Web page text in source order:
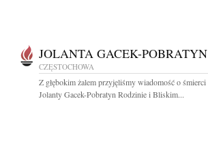
JOLANTA GACEK-POBRATYN
CZĘSTOCHOWA
Z głębokim żalem przyjęliśmy wiadomość o śmierci
Jolanty Gacek-Pobratyn Rodzinie i Bliskim...